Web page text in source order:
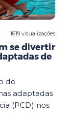
1619 visualizações
se divertir
de
do
adaptadas
(PCD) nos